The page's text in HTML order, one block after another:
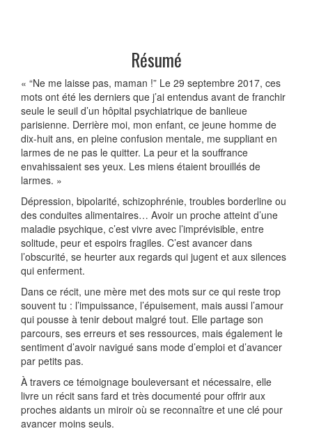
Résumé
« “Ne me laisse pas, maman !” Le 29 septembre 2017, ces
mots ont été les derniers que j’ai entendus avant de franchir
seule le seuil d’un hôpital psychiatrique de banlieue
parisienne. Derrière moi, mon enfant, ce jeune homme de
dix-huit ans, en pleine confusion mentale, me suppliant en
larmes de ne pas le quitter. La peur et la souffrance
envahissaient ses yeux. Les miens étaient brouillés de
larmes. »
Dépression, bipolarité, schizophrénie, troubles borderline ou
des conduites alimentaires… Avoir un proche atteint d’une
maladie psychique, c’est vivre avec l’imprévisible, entre
solitude, peur et espoirs fragiles. C’est avancer dans
l’obscurité, se heurter aux regards qui jugent et aux silences
qui enferment.
Dans ce récit, une mère met des mots sur ce qui reste trop
souvent tu : l’impuissance, l’épuisement, mais aussi l’amour
qui pousse à tenir debout malgré tout. Elle partage son
parcours, ses erreurs et ses ressources, mais également le
sentiment d’avoir navigué sans mode d’emploi et d’avancer
par petits pas.
À travers ce témoignage bouleversant et nécessaire, elle
livre un récit sans fard et très documenté pour offrir aux
proches aidants un miroir où se reconnaître et une clé pour
avancer moins seuls.